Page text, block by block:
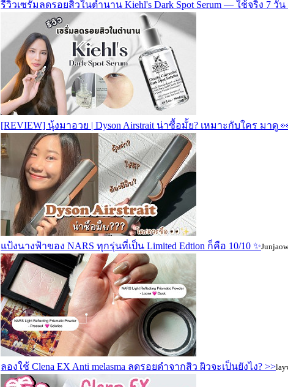
รีวิวเซรั่มลดรอยสิวในตำนาน Kiehl's Dark Spot Serum — ใช้จริง 7
[REVIEW] นุ้งมาอวย | Dyson Airstrait น่าซื้อมั้ย? เหมาะกับใคร มาดู
แป้งนางฟ้าของ NARS ทุกรุ่นที่เป็น Limited Edtion ก็คือ 10/10 ✨
ลองใช้ Clena EX Anti melasma ลดรอยดำจากสิว ผิวจะเป็นยังไง? >>